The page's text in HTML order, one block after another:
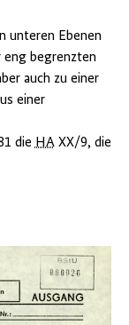
unteren Ebenen
begrenzten
auch zu einer
einer
dieHAXX/9, die